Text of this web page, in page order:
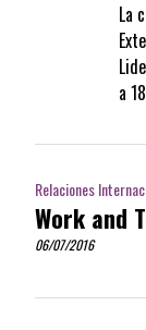
La
a
Relaciones
Work and
06/07/2016